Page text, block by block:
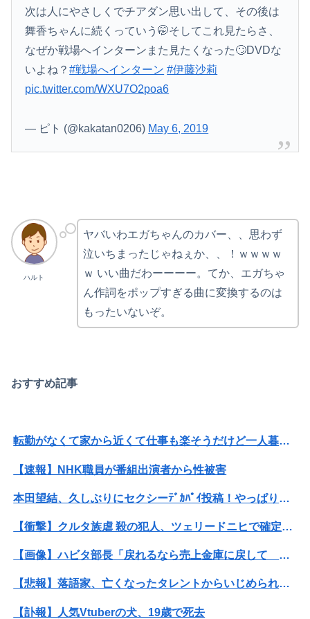
次は人にやさしくでチアダン思い出して、その後は
舞香ちゃんに続くっていう🤭そしてこれ見たらさ、
なぜか戦場へインターンまた見たくなった🙄DVDな
いよね？#戦場へインターン #伊藤沙莉
pic.twitter.com/WXU7O2poa6
— ピト (@kakatan0206) May 6, 2019
ハルト
ヤバいわエガちゃんのカバー、、思わず
泣いちまったじゃねぇか、、！ｗｗｗｗ
ｗ いい曲だわーーーー。てか、エガちゃ
ん作詞をポップすぎる曲に変換するのは
もったいないぞ。
おすすめ記事
転勤がなくて家から近くて仕事も楽そうだけど一人暮らしするチャンスを逃してずっと実家暮らしになりそう
【速報】NHK職員が番組出演者から性被害
本田望結、久しぶりにセクシーﾃﾞｶﾊﾟｲ投稿！やっぱりお◯ぱいでかかった！（画像あり）
【衝撃】クルタ族虐 殺の犯人、ツェリードニヒで確定！クロロの演劇のせいで2人も無駄死ににwwww
【画像】ハビタ部長「戻れるなら売上金庫に戻して 無理なら全然いいです イオンが戻って良いって言わなきゃ入ったらダメです」
【悲報】落語家、亡くなったタレントからいじめられた過去を告白する…
【訃報】人気Vtuberの犬、19歳で死去